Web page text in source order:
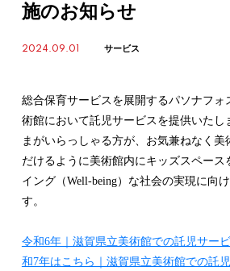
施のお知らせ
2024.09.01 サービス
総合保育サービスを展開するパソナフォ
術館において託児サービスを提供いたし
まがいらっしゃる方が、お気兼ねなく美
だけるように美術館内にキッズスペース
イング（Well-being）な社会の実現に向
す。
令和6年｜滋賀県立美術館での託児サー
和7年はこちら｜滋賀県立美術館での託